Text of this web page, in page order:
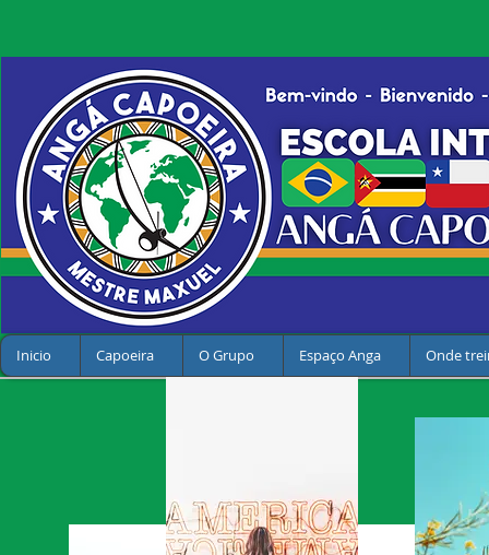
Inicio Capoeira O Grupo Espaço Anga Onde